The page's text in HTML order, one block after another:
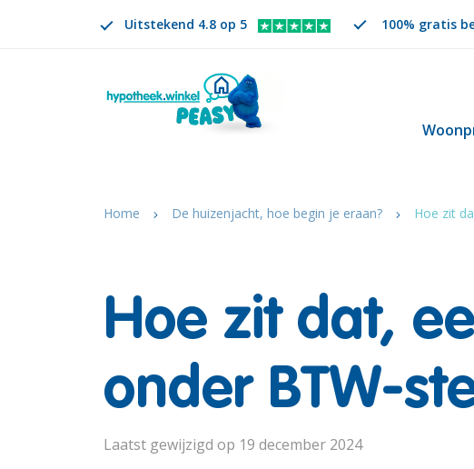
Uitstekend 4.8 op 5 100% gratis
VERANDER TAAL. GESELECTEERDE TAAL IS
Home De huizenjacht, hoe begin je eraan? Hoe zit
Hoe zit dat,
onder BTW-
Laatst gewijzigd op 19 december 2024